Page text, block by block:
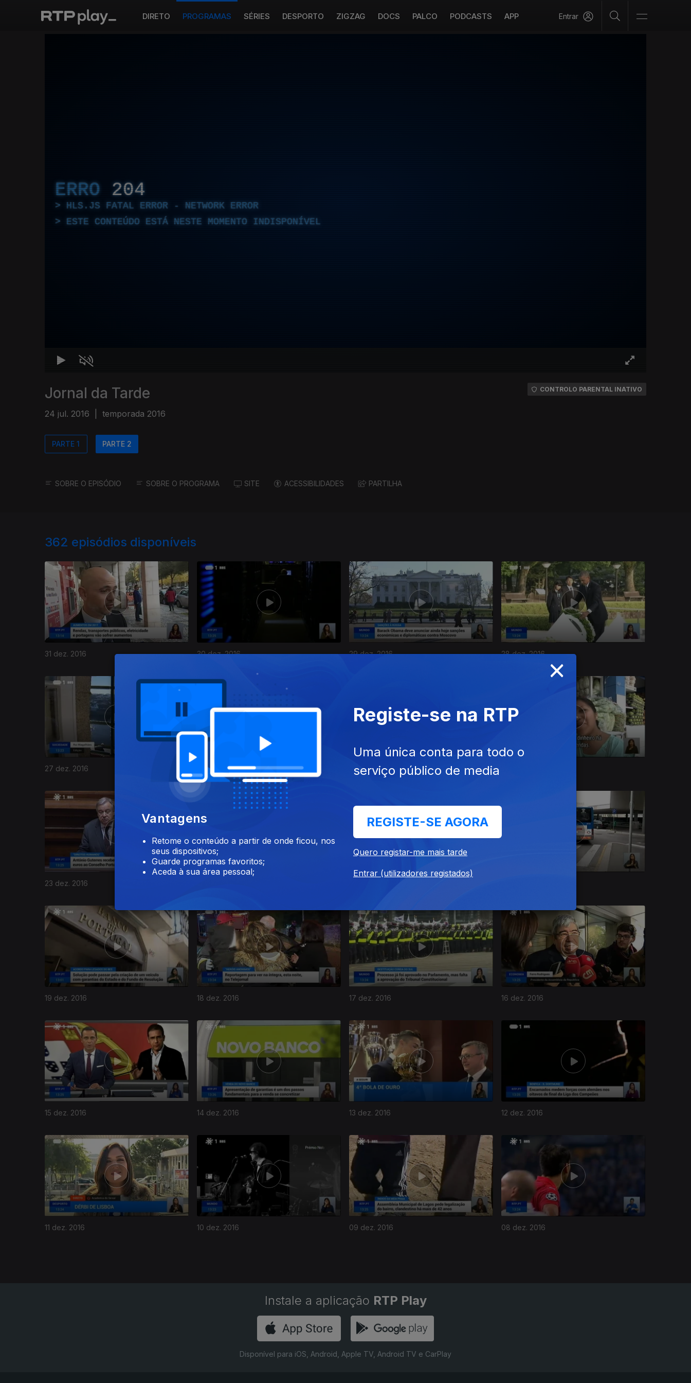
DIRETO PROGRAMAS SÉRIES DESPORTO ZIGZAG DOCS PALCO PODCASTS APP Entrar
ERRO 204
HLS.JS FATAL ERROR - NETWORK ERROR
ESTE CONTEÚDO ESTÁ NESTE MOMENTO INDISPONÍVEL
Jornal da Tarde
24 jul. 2016 temporada 2016
CONTROLO PARENTAL INATIVO
PARTE 1 PARTE 2
SOBRE O EPISÓDIO SOBRE O PROGRAMA SITE ACESSIBILIDADES PARTILHA
362 episódios disponíveis
31 dez. 2016 30 dez. 2016 29 dez. 2016 28 dez. 2016
27 dez. 2016 26 dez. 2016 25 dez. 2016
23 dez. 2016
264968
19 dez. 2016 18 dez. 2016 17 dez. 2016 16 dez. 2016
15 dez. 2016 14 dez. 2016 13 dez. 2016 12 dez. 2016
11 dez. 2016 10 dez. 2016 09 dez. 2016 08 dez. 2016
263265
Instale a aplicação RTP Play
Disponível para iOS, Android, Apple TV, Android TV e CarPlay
×
Vantagens
Retome o conteúdo a partir de onde ficou, nos
seus dispositivos;
Guarde programas favoritos;
Aceda à sua área pessoal;
Registe-se na RTP
Uma única conta para todo o
serviço público de media
REGISTE-SE AGORA
Quero registar-me mais tarde
Entrar (utilizadores registados)